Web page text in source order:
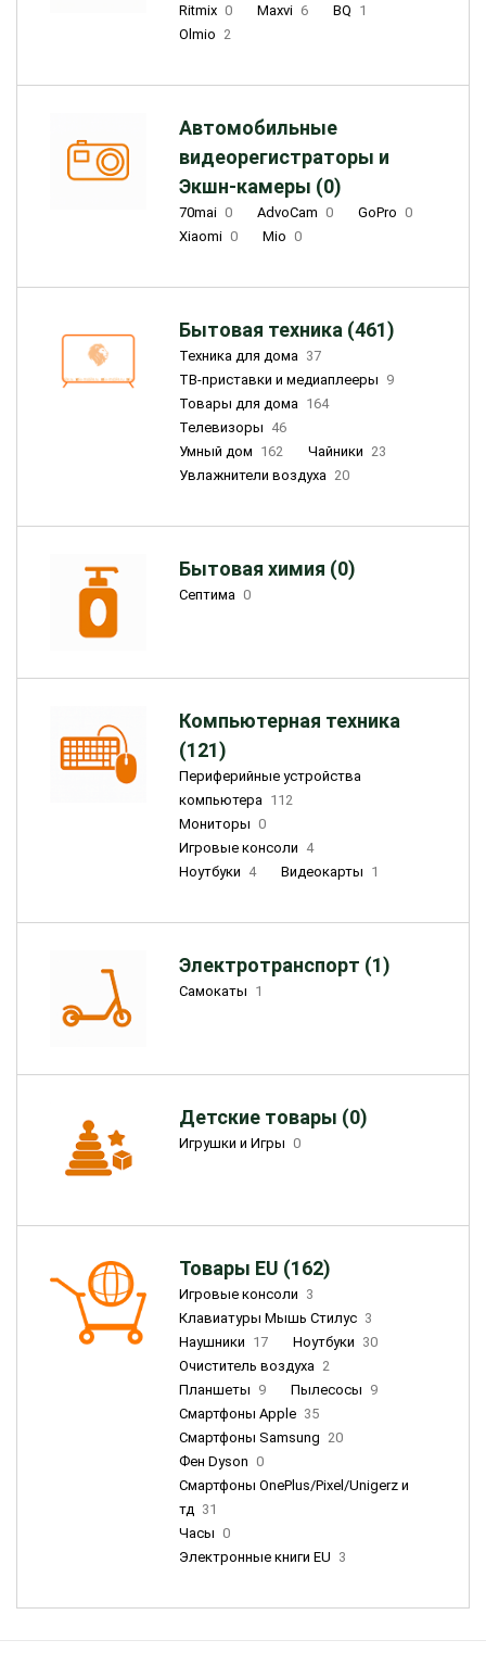
Ritmix 0 Maxvi 6 BQ 1
Olmio 2
Автомобильные
видеорегистраторы и
Экшн-камеры (0)
70mai 0 AdvoCam 0 GoPro 0
Xiaomi 0 Mio 0
Бытовая техника (461)
Техника для дома 37
ТВ-приставки и медиаплееры 9
Товары для дома 164
Телевизоры 46
Умный дом 162 Чайники 23
Увлажнители воздуха 20
Бытовая химия (0)
Септима 0
Компьютерная техника
(121)
Периферийные устройства
компьютера 112
Мониторы 0
Игровые консоли 4
Ноутбуки 4 Видеокарты 1
Электротранспорт (1)
Самокаты 1
Детские товары (0)
Игрушки и Игры 0
Товары EU (162)
Игровые консоли 3
Клавиатуры Мышь Стилус 3
Наушники 17 Ноутбуки 30
Очиститель воздуха 2
Планшеты 9 Пылесосы 9
Смартфоны Apple 35
Смартфоны Samsung 20
Фен Dyson 0
Смартфоны OnePlus/Pixel/Unigerz и
тд 31
Часы 0
Электронные книги EU 3